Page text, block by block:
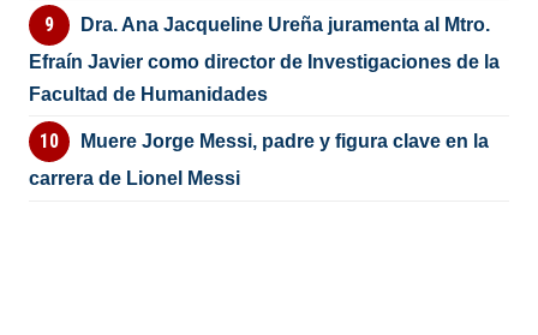
Dra. Ana Jacqueline Ureña juramenta al Mtro.
Efraín Javier como director de Investigaciones de la
Facultad de Humanidades
Muere Jorge Messi, padre y figura clave en la
carrera de Lionel Messi